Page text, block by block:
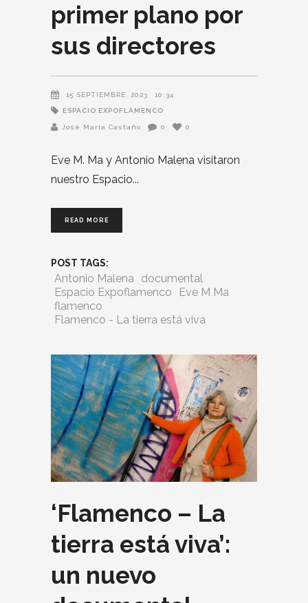
primer plano por
sus directores
15 SEPTIEMBRE, 2023 10:34
ESPACIO EXPOFLAMENCO
José María Castaño 0 0
Eve M. Ma y Antonio Malena visitaron
nuestro Espacio
READ MORE
POST TAGS:
Antonio Malena documental
Espacio Expoflamenco
Eve M Ma
flamenco
Flamenco - La tierra está viva
‘Flamenco – La
tierra está viva’:
un nuevo